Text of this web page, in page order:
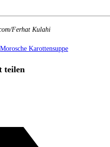
Ferhat Kulahi
Morosche Karottensuppe
teilen